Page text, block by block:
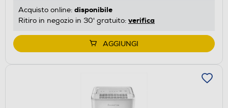
Acquisto online: disponibile
Ritiro in negozio in 30' gratuito: verifica
AGGIUNGI